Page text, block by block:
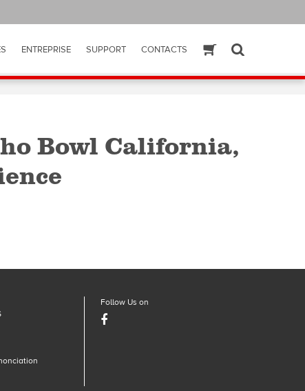
ENTREPRISE SUPPORT CONTACTSESHOP
Bowl California,
Follow Us on
Facebook